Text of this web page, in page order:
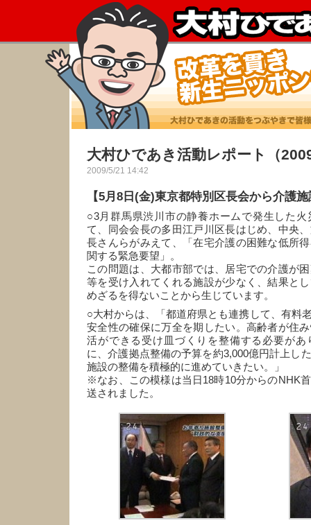
大村ひであき活動レポート（
2009/5/21 14:42
【5月8日(金)東京都特別区長会から介護
○3月群馬県渋川市の静養ホームで発生した
て、同会会長の多田江戸川区長はじめ、中央
長さんらがみえて、「在宅介護の困難な低所
関する緊急要望」。
この問題は、大都市部では、居宅での介護が
等を受け入れてくれる施設が少なく、結果と
めざるを得ないことから生じています。
○大村からは、「都道府県とも連携して、有料
安全性の確保に万全を期したい。高齢者が住
活ができる受け皿づくりを整備する必要があ
に、介護拠点整備の予算を約3,000億円計上し
施設の整備を積極的に進めていきたい。」
※なお、この模様は当日18時10分からのNHK
送されました。